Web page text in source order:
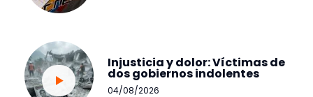
Injusticia y dolor: Víctimas de
dos gobiernos indolentes
04/08/2026